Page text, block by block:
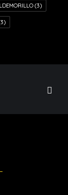
(3)